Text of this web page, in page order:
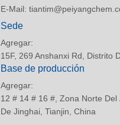
E-Mail:
Sede
Agregar:
15F, 269 Anshanxi Rd, Distrito
Base de producción
Agregar:
12 # 14 # 16 #, Zona Norte
De Jinghai, Tianjin, China